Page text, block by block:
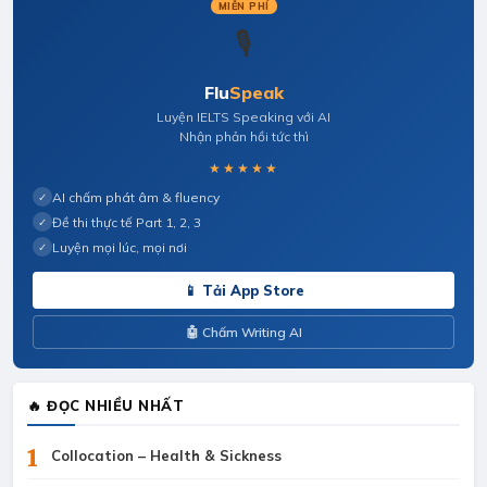
MIỄN PHÍ
🎙️
FluSpeak
Luyện IELTS Speaking với AI
Nhận phản hồi tức thì
★★★★★
✓ AI chấm phát âm & fluency
✓ Đề thi thực tế Part 1, 2, 3
✓ Luyện mọi lúc, mọi nơi
📱 Tải App Store
🤖 Chấm Writing AI
🔥 ĐỌC NHIỀU NHẤT
1 Collocation – Health & Sickness